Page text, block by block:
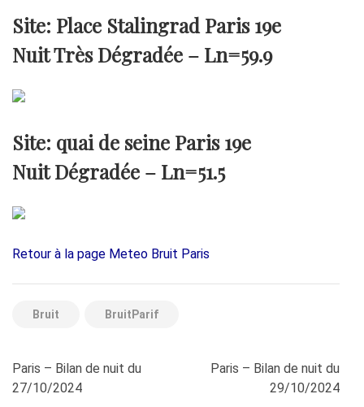
Site: Place Stalingrad Paris 19e
Nuit Très Dégradée – Ln=59.9
Site: quai de seine Paris 19e
Nuit Dégradée – Ln=51.5
Retour à la page Meteo Bruit Paris
Bruit BruitParif
Navigation
de
Paris – Bilan de nuit du
27/10/2024
Paris – Bilan de nuit du
29/10/2024